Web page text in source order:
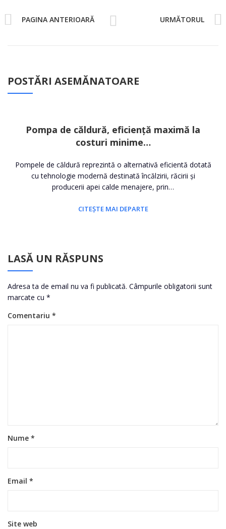
PAGINA ANTERIOARĂ URMĂTORUL
POSTĂRI ASEMĂNATOARE
Pompa de căldură, eficiență maximă la
costuri minime…
Pompele de căldură reprezintă o alternativă eficientă dotată
cu tehnologie modernă destinată încălzirii, răcirii și
producerii apei calde menajere, prin…
CITEȘTE MAI DEPARTE
LASĂ UN RĂSPUNS
Adresa ta de email nu va fi publicată. Câmpurile obligatorii sunt
marcate cu *
Comentariu *
Nume *
Email *
Site web